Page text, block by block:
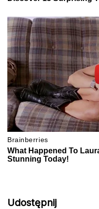
Udostępnij